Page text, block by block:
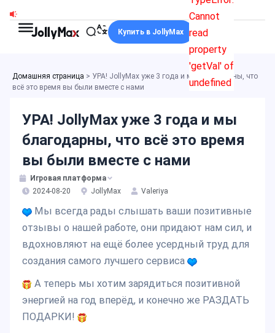
содержимому
Cannot
read
property
'getVal' of
undefined
Купить в JollyMax
Домашняя страница > УРА! JollyMax уже 3 года и мы благодарны, что
всё это время вы были вместе с нами
УРА! JollyMax уже 3 года и мы
благодарны, что всё это время
вы были вместе с нами
Игровая платформа
2024-08-20
JollyMax Valeriya
Мы всегда рады слышать ваши позитивные
отзывы о нашей работе, они придают нам сил, и
вдохновляют на ещё более усердный труд для
создания самого лучшего сервиса
А теперь мы хотим зарядиться позитивной
энергией на год вперёд, и конечно же РАЗДАТЬ
ПОДАРКИ!